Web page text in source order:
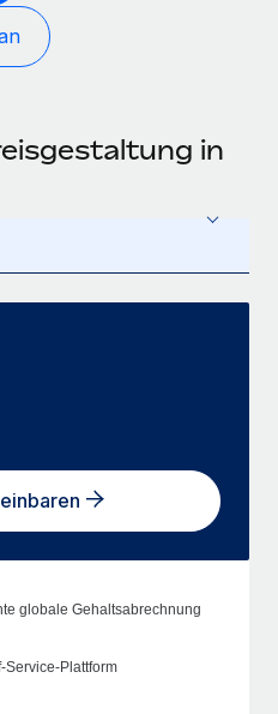
in
globale Gehaltsabrechnung
Service-Plattform